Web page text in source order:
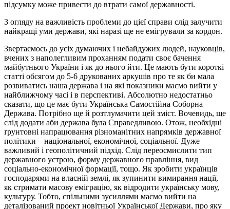
підсумку може привести до втрати самої державності.
З огляду на важливість проблеми до цієї справи слід залучити
найкращі уми держави, які наразі ще не емігрували за кордон.
Звертаємось до усіх думаючих і небайдужих людей, науковців,
вчених з наполегливим проханням подати своє бачення
майбутнього України і як до нього йти. Це мають бути короткі
статті обсягом до 5-6 друкованих аркушів про те як би мала
розвиватись наша держава і на які показники маємо вийти у
найближчому часі і в перспективі. Абсолютно недостатньо
сказати, що це має бути Українська Самостійна Соборна
Держава. Потрібно ще й розтлумачити цей зміст. Вочевидь, ще
слід додати аби держава була Справедливою. Отож, необхідні
ґрунтовні напрацювання різноманітних напрямків державної
політики – національної, економічної, соціальної. Дуже
важливий і геополітичний підхід. Слід переосмислити тип
державного устрою, форму державного правління, вид
соціально-економічної формації, тощо. Як зробити українців
господарями на власній землі, як зупинити вимирання нації,
як стримати масову еміграцію, як відродити українську мову,
культуру. Тобто, спільними зусиллями маємо вийти на
деталізований проект новітньої Української Держави, про яку